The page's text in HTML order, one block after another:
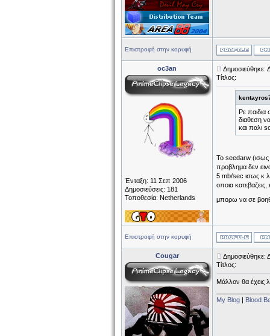
Επιστροφή στην κορυφή
oc3an
Ένταξη: 11 Σεπ 2006
Δημοσιεύσεις: 181
Τοποθεσία: Netherlands
Δημοσιεύθηκε:
Τίτλος:
Ρε παιδια
διαθεση
και παλι
Το seedarw (ισως
προβλημα δεν
5 mb/sec ισως κ
οποια
μπορω να σε
Επιστροφή στην κορυφή
Cougar
Δημοσιεύθηκε:
Τίτλος:
Μάλλον θα έχεις
My Blog | Blood